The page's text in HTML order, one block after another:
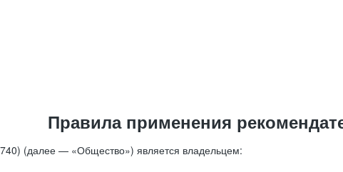
Правила применения
(далее — «Общество») является владельцем: